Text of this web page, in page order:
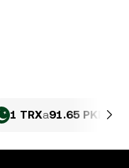
1 TRXa91.65 PKR